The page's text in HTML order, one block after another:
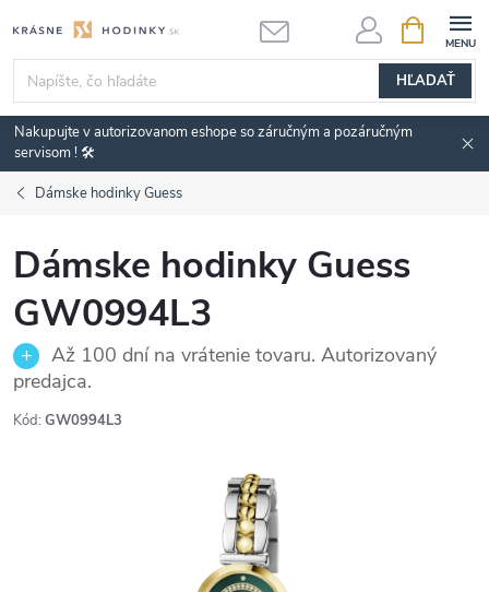
na
obsah
HĽADAŤ
KOŠÍK
Nakupujte v autorizovanom eshope so záručným a pozáručným
servisom ! 🛠️
Dámske hodinky Guess
Dámske hodinky Guess
GW0994L3
Až 100 dní na vrátenie tovaru. Autorizovaný
predajca.
Kód: GW0994L3